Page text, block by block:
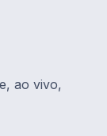
ao vivo,